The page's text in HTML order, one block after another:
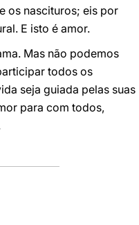
os nascituros; eis por
E isto é amor.
Mas não podemos
todos os
seja guiada pelas suas
para com todos,